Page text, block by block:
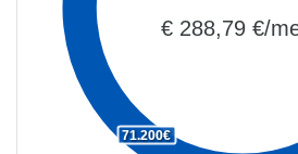
71.200€
€ 288,79 €/